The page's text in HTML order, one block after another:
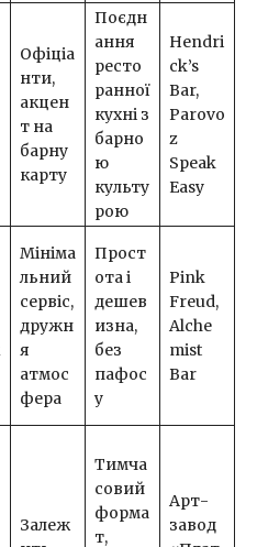
Офіціа
нти,
акцен
т на
барну
карту
Поєдн
ання
ресто
ранної
кухні з
барно
ю
культу
рою
Hendri
ck’s
Bar,
Parovo
z
Speak
Easy
Мініма
льний
сервіс,
дружн
я
атмос
фера
Прост
ота і
дешев
изна,
без
пафос
у
Pink
Freud,
Alche
mist
Bar
Залеж
Тимча
совий
форма
т,
Арт-
завод